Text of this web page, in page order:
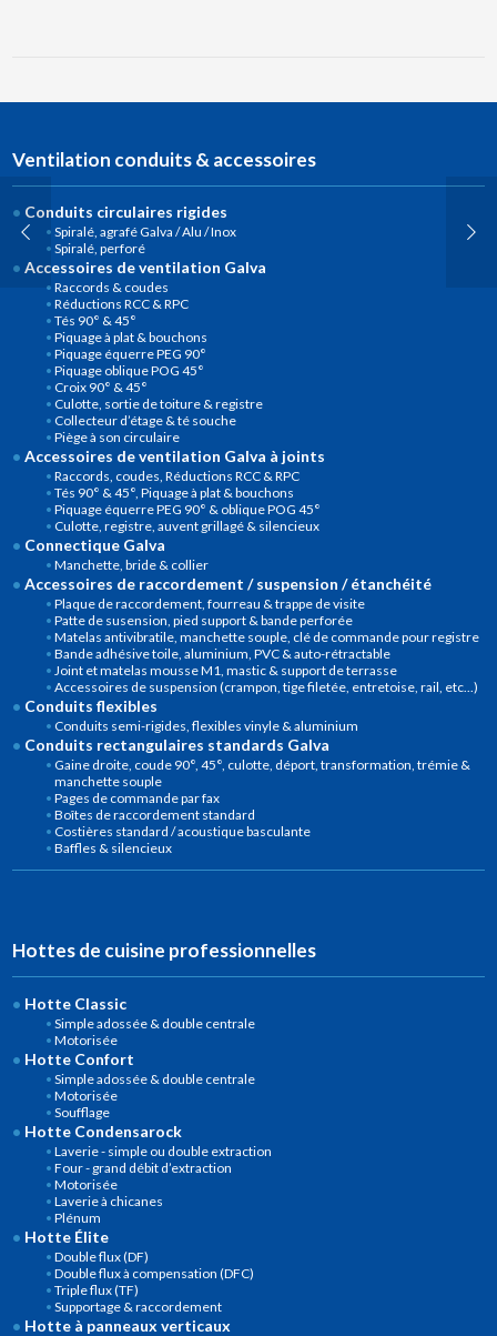
Ventilation conduits & accessoires
Conduits circulaires rigides
Spiralé, agrafé Galva / Alu / Inox
Spiralé, perforé
Accessoires de ventilation Galva
Raccords & coudes
Réductions RCC & RPC
Tés 90° & 45°
Piquage à plat & bouchons
Piquage équerre PEG 90°
Piquage oblique POG 45°
Croix 90° & 45°
Culotte, sortie de toiture & registre
Collecteur d’étage & té souche
Piège à son circulaire
Accessoires de ventilation Galva à joints
Raccords, coudes, Réductions RCC & RPC
Tés 90° & 45°, Piquage à plat & bouchons
Piquage équerre PEG 90° & oblique POG 45°
Culotte, registre, auvent grillagé & silencieux
Connectique Galva
Manchette, bride & collier
Accessoires de raccordement / suspension / étanchéité
Plaque de raccordement, fourreau & trappe de visite
Patte de susension, pied support & bande perforée
Matelas antivibratile, manchette souple, clé de commande pour registre
Bande adhésive toile, aluminium, PVC & auto-rétractable
Joint et matelas mousse M1, mastic & support de terrasse
Accessoires de suspension (crampon, tige filetée, entretoise, rail, etc...)
Conduits flexibles
Conduits semi-rigides, flexibles vinyle & aluminium
Conduits rectangulaires standards Galva
Gaine droite, coude 90°, 45°, culotte, déport, transformation, trémie &
manchette souple
Pages de commande par fax
Boîtes de raccordement standard
Costières standard / acoustique basculante
Baffles & silencieux
Hottes de cuisine professionnelles
Hotte Classic
Simple adossée & double centrale
Motorisée
Hotte Confort
Simple adossée & double centrale
Motorisée
Soufflage
Hotte Condensarock
Laverie - simple ou double extraction
Four - grand débit d’extraction
Motorisée
Laverie à chicanes
Plénum
Hotte Élite
Double flux (DF)
Double flux à compensation (DFC)
Triple flux (TF)
Supportage & raccordement
Hotte à panneaux verticaux